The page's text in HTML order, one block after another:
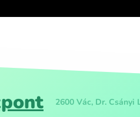
2600 Vác, Dr. Csányi